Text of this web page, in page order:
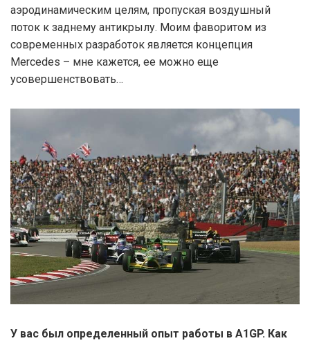
аэродинамическим целям, пропуская воздушный
поток к заднему антикрылу. Моим фаворитом из
современных разработок является концепция
Mercedes – мне кажется, ее можно еще
усовершенствовать…
У вас был определенный опыт работы в A1GP. Как